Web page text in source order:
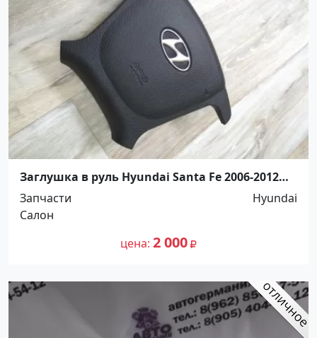
Заглушка в руль Hyundai Santa Fe 2006-2012
Краснодар
Запчасти
Hyundai
Салон
цена 2 000